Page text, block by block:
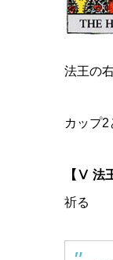
法王の
カップ2
【Ⅴ 法
祈る